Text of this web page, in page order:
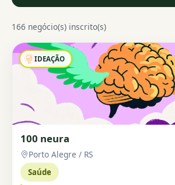
166 negócio(s) inscrito(s)
IDEAÇÃO
100 neura
Porto Alegre / RS
Saúde